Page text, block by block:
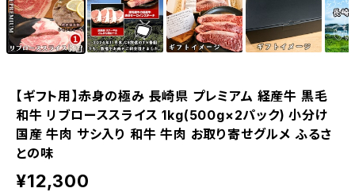
【ギフト用】赤身の極み 長崎県 プレミアム 経産牛 黒毛
和牛 リブローススライス 1kg(500g×2パック) 小分け
国産 牛肉 サシ入り 和牛 牛肉 お取り寄せグルメ ふるさ
との味
¥12,300